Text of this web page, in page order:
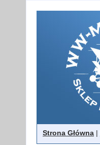
Strona Główna |